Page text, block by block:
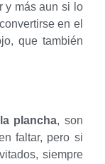
y más aun si lo
en el
que también
plancha, son
faltar, pero si
siempre